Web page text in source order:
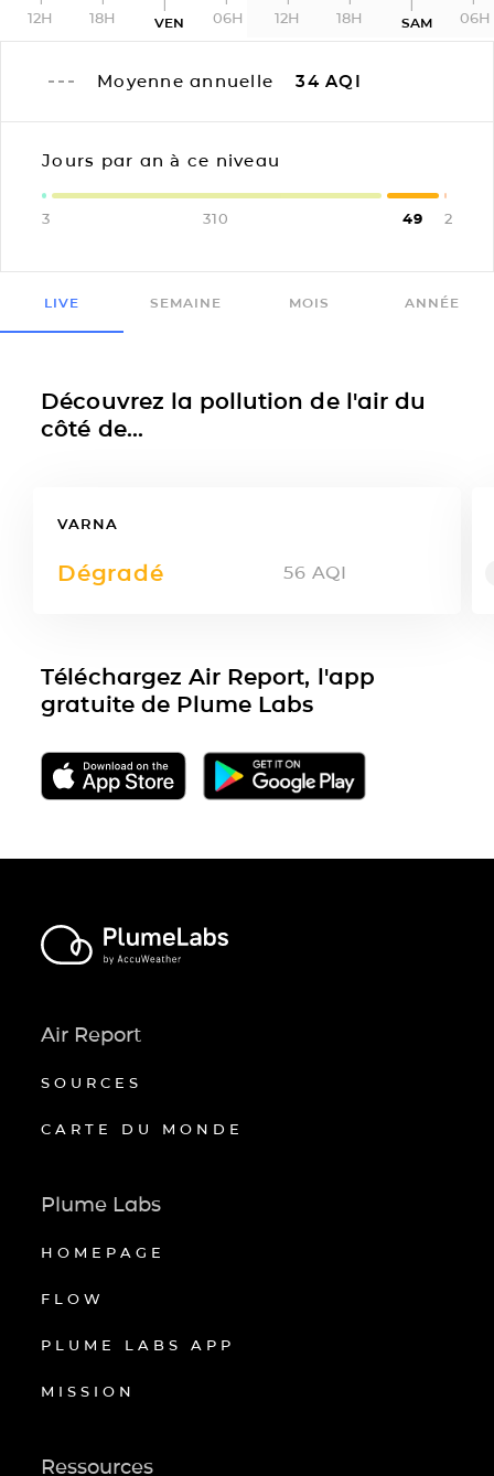
12H 18H VEN 06H 12H 18H SAM 06H
Moyenne annuelle 34 AQI
Jours par an à ce niveau
3 310 49 2
LIVE SEMAINE MOIS ANNÉE
Découvrez la pollution de l'air du
côté de...
VARNA
Dégradé 56 AQI
Téléchargez Air Report, l'app
gratuite de Plume Labs
Air Report
SOURCES
CARTE DU MONDE
Plume Labs
HOMEPAGE
FLOW
PLUME LABS APP
MISSION
Ressources